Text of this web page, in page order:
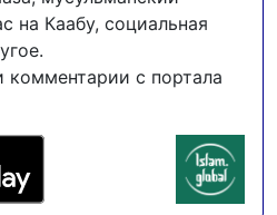
на Каабу, социальная
комментарии с портала